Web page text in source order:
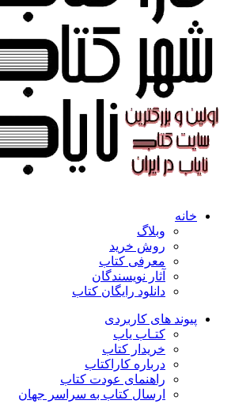
خانه
وبلاگ
روش خرید
معرفی کتاب
آثار نویسندگان
دانلود رایگان کتاب
پیوند های کاربردی
کتـاب یاب
خریدار کتاب
درباره کاراکتاب
راهنمای عودت کتاب
ارسال کتاب به سراسر جهان